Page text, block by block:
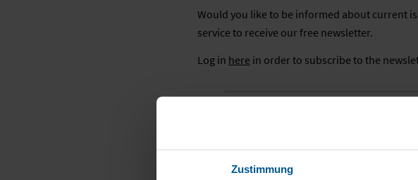
Zustimmung
Would you like to be informed about current
service to receive our free newsletter.
Log in here in order to subscribe to the
Should you no longer wish to receive the